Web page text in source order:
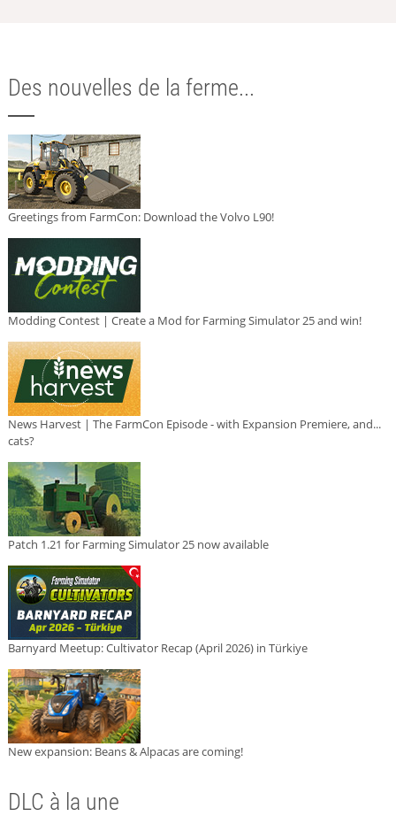
Des nouvelles de la ferme...
Greetings from FarmCon: Download the Volvo L90!
Modding Contest | Create a Mod for Farming Simulator 25 and win!
News Harvest | The FarmCon Episode - with Expansion Premiere, and...
cats?
Patch 1.21 for Farming Simulator 25 now available
Barnyard Meetup: Cultivator Recap (April 2026) in Türkiye
New expansion: Beans & Alpacas are coming!
DLC à la une